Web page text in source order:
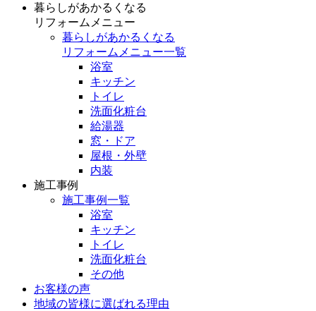
暮らしがあかるくなる
リフォームメニュー
暮らしがあかるくなる
リフォームメニュー一覧
浴室
キッチン
トイレ
洗面化粧台
給湯器
窓・ドア
屋根・外壁
内装
施工事例
施工事例一覧
浴室
キッチン
トイレ
洗面化粧台
その他
お客様の声
地域の皆様に選ばれる理由